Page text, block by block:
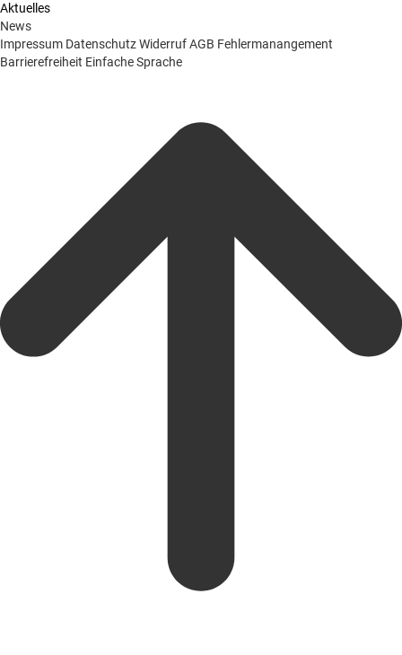
Aktuelles
News
Impressum DatenschutzWiderrufAGB Fehlermanangement
Barrierefreiheit Einfache Sprache